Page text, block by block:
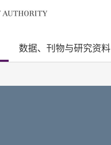
数据、刊物与研究资料